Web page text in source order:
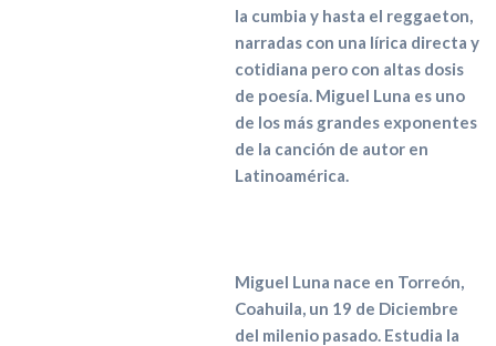
la cumbia y hasta el reggaeton,
narradas con una lírica directa y
cotidiana pero con altas dosis
de poesía. Miguel Luna es uno
de los más grandes exponentes
de la canción de autor en
Latinoamérica.
Miguel Luna nace en Torreón,
Coahuila, un 19 de Diciembre
del milenio pasado. Estudia la